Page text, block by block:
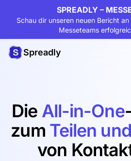
SPREADLY –
Schau dir unseren neuen Bericht
Messeteams
Spreadly
Die All-in-One
zum Teilen
von